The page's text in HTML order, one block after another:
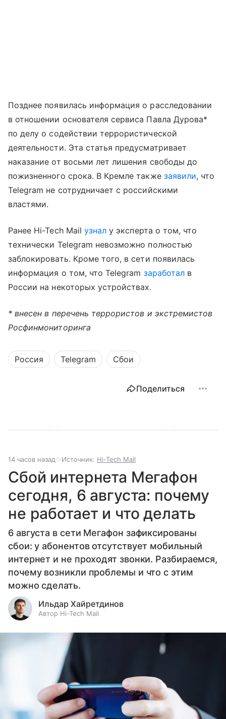
Позднее появилась информация о расследовании
в отношении основателя сервиса Павла Дурова*
по делу о содействии террористической
деятельности. Эта статья предусматривает
наказание от восьми лет лишения свободы до
пожизненного срока. В Кремле также заявили, что
Telegram не сотрудничает с российскими
властями.
Ранее Hi-Tech Mail узнал у эксперта о том, что
технически Telegram невозможно полностью
заблокировать. Кроме того, в сети появилась
информация о том, что Telegram заработалв
России на некоторых устройствах.
* внесен в перечень террористов и экстремистов
Росфинмониторинга
Россия Telegram Сбои
Поделиться
14 часов назад Источник: Hi-Tech Mail
Сбой интернета Мегафон
сегодня, 6 августа: почему
не работает и что делать
6 августа в сети Мегафон зафиксированы
сбои: у абонентов отсутствует мобильный
интернет и не проходят звонки. Разбираемся,
почему возникли проблемы и что с этим
можно сделать.
Ильдар Хайретдинов
Автор Hi-Tech Mail